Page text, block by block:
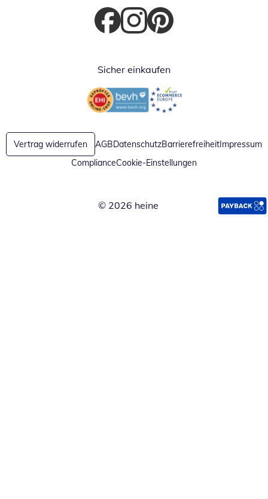
Öffnet in neuem Fenster
Öffnet in neuem Fenster
Öffnet in neuem Fenster
Sicher einkaufen
Öffnet in neuem FensterÖffnet in neuem Fenster
Vertrag widerrufen AGBDatenschutzBarrierefreiheitImpressum
ComplianceCookie-Einstellungen
© 2026 heine